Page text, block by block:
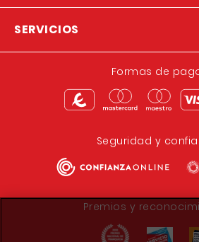
SERVICIOS
Formas de
Seguridad y
Premios y